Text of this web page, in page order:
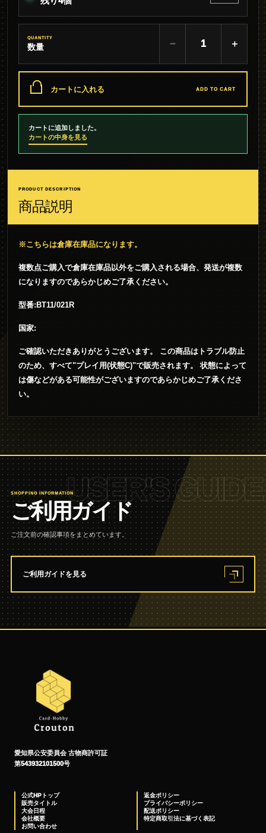
QUANTITY
数量 − ＋
カートに入れる ADD TO CART
カートに追加しました。
カートの中身を見る
PRODUCT DESCRIPTION
商品説明
※こちらは倉庫在庫品になります。
複数点ご購入で倉庫在庫品以外をご購入される場合、発送が複数
になりますのであらかじめご了承ください。
型番:BT11/021R
国家:
ご確認いただきありがとうございます。 この商品はトラブル防止
のため、すべて"プレイ用(状態C)"で販売されます。 状態によって
は傷などがある可能性がございますのであらかじめご了承くださ
い。
USER'S GUIDE
SHOPPING INFORMATION
ご利用ガイド
ご注文前の確認事項をまとめています。
ご利用ガイドを見る
愛知県公安委員会 古物商許可証
第543932101500号
公式HPトップ
販売タイトル
大会日程
会社概要
お問い合わせ
返金ポリシー
プライバシーポリシー
配送ポリシー
特定商取引法に基づく表記